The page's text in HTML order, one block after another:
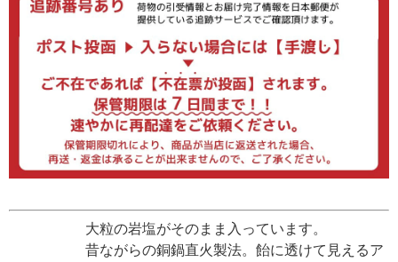
大粒の岩塩がそのまま入っています。
昔ながらの銅鍋直火製法。飴に透けて見えるア